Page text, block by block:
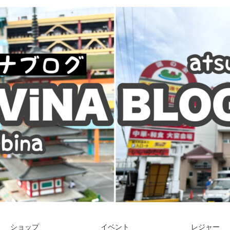
ショップ イベント レジャー